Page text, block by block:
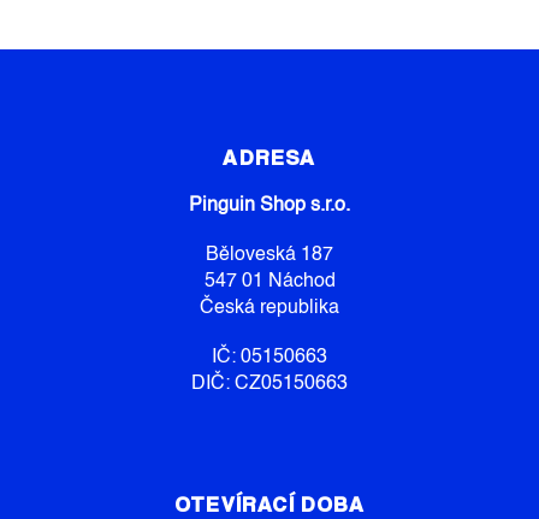
ADRESA
Pinguin Shop s.r.o.
Běloveská 187
547 01 Náchod
Česká republika
IČ: 05150663
DIČ: CZ05150663
OTEVÍRACÍ DOBA